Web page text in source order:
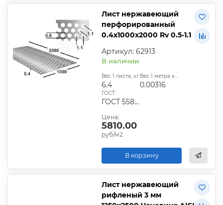
Лист нержавеющий
перфорированный
0.4х1000х2000 Rv 0.5-1.1
Артикул: 62913
В наличии
Вес 1 листа, кг:
6.4
Вес 1 метра квадратного, т:
0.00316
ГОСТ:
ГОСТ 5582–75;ГОСТ 19903–74;ГОСТ 7350–77;ГОСТ 19904–90
Цена:
5810.00
руб/м2
В корзину
Лист нержавеющий
рифленый 3 мм